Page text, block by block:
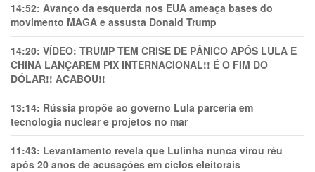
14:52: Avanço da esquerda nos EUA ameaça bases do
movimento MAGA e assusta Donald Trump
14:20: VÍDEO: TRUMP TEM CRlSE DE PÂNlCO APÓS LULA E
CHINA LANÇAREM PIX INTERNACIONAL!! É O FIM DO
DÓLAR!! ACABOU!!
13:14: Rússia propõe ao governo Lula parceria em
tecnologia nuclear e projetos no mar
11:43: Levantamento revela que Lulinha nunca virou réu
após 20 anos de acusações em ciclos eleitorais